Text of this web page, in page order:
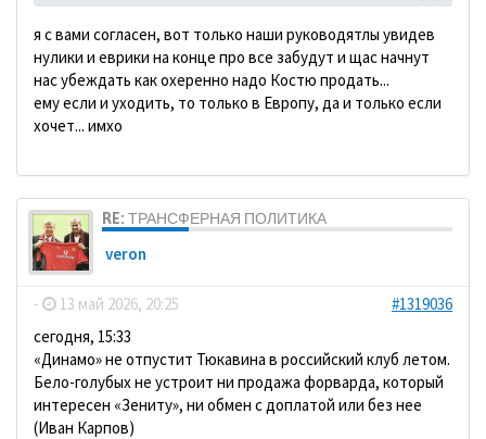
я с вами согласен, вот только наши руководятлы увидев
нулики и еврики на конце про все забудут и щас начнут
нас убеждать как охеренно надо Костю продать...
ему если и уходить, то только в Европу, да и только если
хочет... имхо
RE: ТРАНСФЕРНАЯ ПОЛИТИКА
veron
- 13 май 2026, 20:25
#1319036
сегодня, 15:33
«Динамо» не отпустит Тюкавина в российский клуб летом.
Бело-голубых не устроит ни продажа форварда, который
интересен «Зениту», ни обмен с доплатой или без нее
(Иван Карпов)